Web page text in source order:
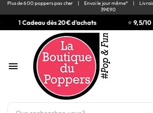
Plus de 600 poppers pas cher | Envoi le jour même* |
39€90
1 Cadeau dès 20€ d'achats ⭐9,5/10-
